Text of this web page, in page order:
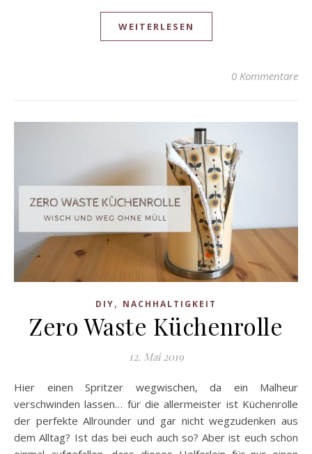
WEITERLESEN
0 Kommentare
DIY, NACHHALTIGKEIT
Zero Waste Küchenrolle
12. Mai 2019
Hier einen Spritzer wegwischen, da ein Malheur
verschwinden lassen… für die allermeister ist Küchenrolle
der perfekte Allrounder und gar nicht wegzudenken aus
dem Alltag? Ist das bei euch auch so? Aber ist euch schon